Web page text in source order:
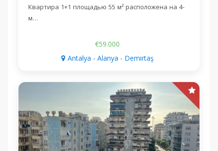
Квартира 1+1 площадью 55 м² расположена на 4-
м…
€59.000
Antalya - Alanya - Demirtaş